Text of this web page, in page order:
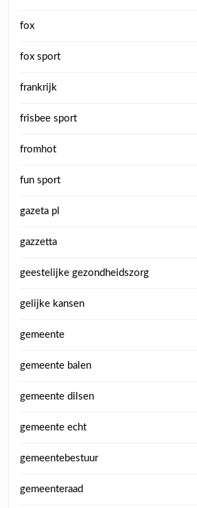
fox
fox sport
frankrijk
frisbee sport
fromhot
fun sport
gazeta pl
gazzetta
geestelijke gezondheidszorg
gelijke kansen
gemeente
gemeente balen
gemeente dilsen
gemeente echt
gemeentebestuur
gemeenteraad